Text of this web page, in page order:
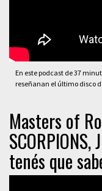
En este podcast de 37
reseñanan el último disco
Masters of
SCORPIONS,
tenés que